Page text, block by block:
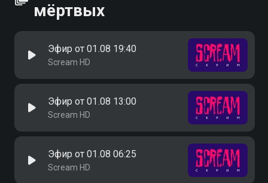
мёртвых
Эфир от 01.08 19:40
Scream HD
Эфир от 01.08 13:00
Scream HD
Эфир от 01.08 06:25
Scream HD